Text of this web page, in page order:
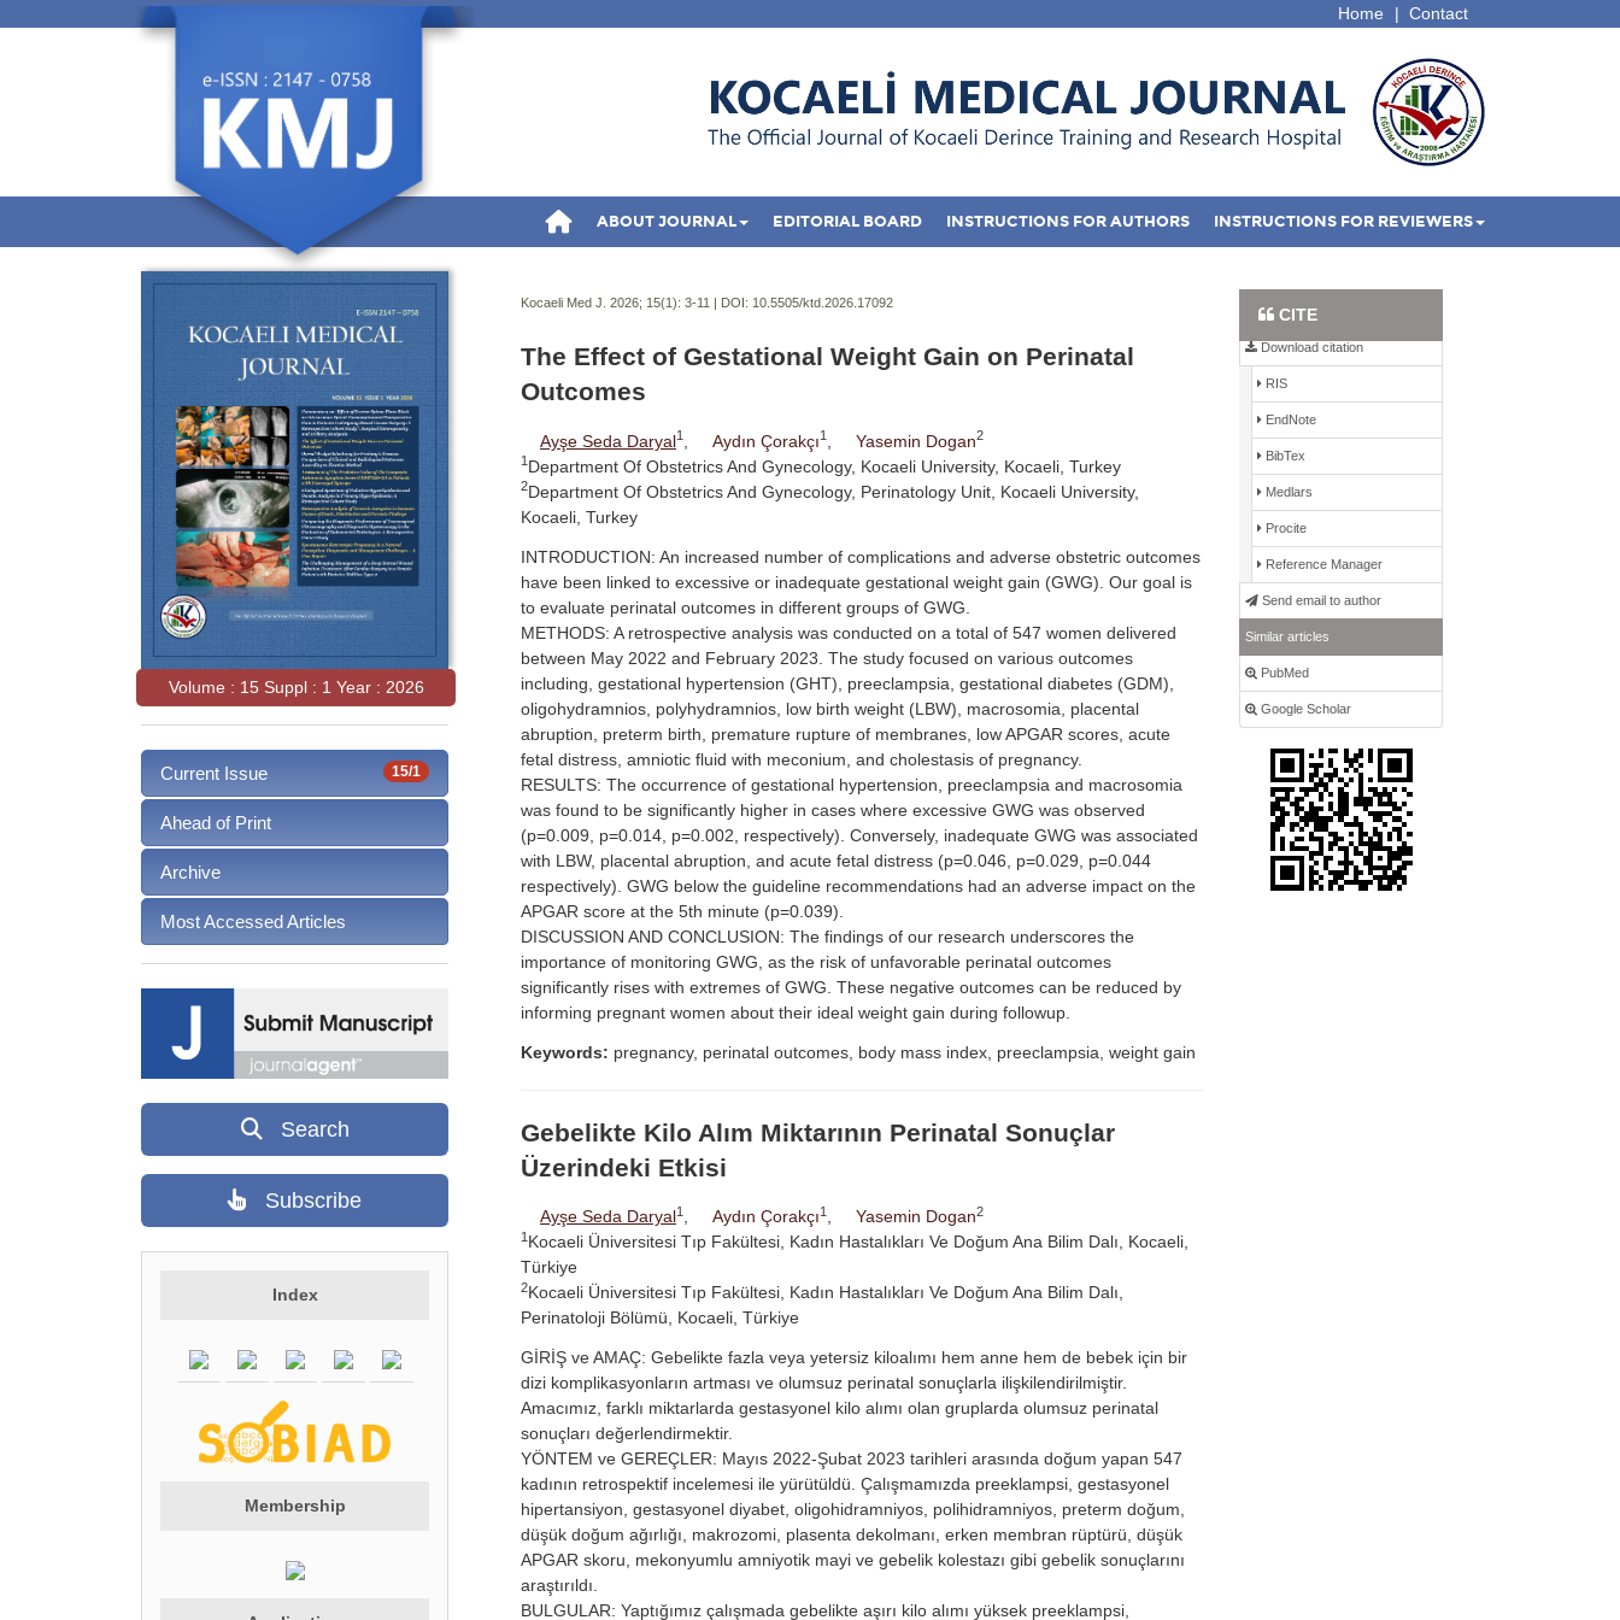
Contact
Home |
ABOUT JOURNAL EDITORIAL BOARD INSTRUCTIONS FOR AUTHORS INSTRUCTIONS FOR REVIEWERS
Volume : 15 Suppl : 1 Year : 2026
15/1
Current Issue
Ahead of Print
Archive
Most Accessed Articles
Search
Subscribe
Index
Membership
Kocaeli Med J. 2026; 15(1): 3-11 | DOI: 10.5505/ktd.2026.17092
The Effect of Gestational Weight Gain on Perinatal
Outcomes
Ayşe Seda Daryal1 Aydın Çorakçı1 Yasemin Dogan2
1 Department Of Obstetrics And Gynecology, Kocaeli University, Kocaeli, Turkey
2Department Of Obstetrics And Gynecology, Perinatology Unit, Kocaeli University,
Kocaeli, Turkey
INTRODUCTION: An increased number of complications and adverse obstetric outcomes
have been linked to excessive or inadequate gestational weight gain (GWG). Our goal is
to evaluate perinatal outcomes in different groups of GWG.
METHODS: A retrospective analysis was conducted on a total of 547 women delivered
between May 2022 and February 2023. The study focused on various outcomes
including, gestational hypertension (GHT), preeclampsia, gestational diabetes (GDM),
oligohydramnios, polyhydramnios, low birth weight (LBW), macrosomia, placental
abruption, preterm birth, premature rupture of membranes, low APGAR scores, acute
fetal distress, amniotic fluid with meconium, and cholestasis of pregnancy.
RESULTS: The occurrence of gestational hypertension, preeclampsia and macrosomia
was found to be significantly higher in cases where excessive GWG was observed
(p=0.009, p=0.014, p=0.002, respectively). Conversely, inadequate GWG was associated
with LBW, placental abruption, and acute fetal distress (p=0.046, p=0.029, p=0.044
respectively). GWG below the guideline recommendations had an adverse impact on the
APGAR score at the 5th minute (p=0.039).
DISCUSSION AND CONCLUSION: The findings of our research underscores the
importance of monitoring GWG, as the risk of unfavorable perinatal outcomes
significantly rises with extremes of GWG. These negative outcomes can be reduced by
informing pregnant women about their ideal weight gain during followup.
Keywords: pregnancy, perinatal outcomes, body mass index, preeclampsia, weight gain
Gebelikte Kilo Alım Miktarının Perinatal Sonuçlar
Üzerindeki Etkisi
Ayşe Seda Daryal1 Aydın Çorakçı1 Yasemin Dogan2
1 Kocaeli Üniversitesi Tıp Fakültesi, Kadın Hastalıkları Ve Doğum Ana Bilim Dalı, Kocaeli,
Türkiye
2Kocaeli Üniversitesi Tıp Fakültesi, Kadın Hastalıkları Ve Doğum Ana Bilim Dalı,
Perinatoloji Bölümü, Kocaeli, Türkiye
GİRİŞ ve AMAÇ: Gebelikte fazla veya yetersiz kiloalımı hem anne hem de bebek için bir
dizi komplikasyonların artması ve olumsuz perinatal sonuçlarla ilişkilendirilmiştir.
Amacımız, farklı miktarlarda gestasyonel kilo alımı olan gruplarda olumsuz perinatal
sonuçları değerlendirmektir.
YÖNTEM ve GEREÇLER: Mayıs 2022-Şubat 2023 tarihleri arasında doğum yapan 547
kadının retrospektif incelemesi ile yürütüldü. Çalışmamızda preeklampsi, gestasyonel
hipertansiyon, gestasyonel diyabet, oligohidramniyos, polihidramniyos, preterm doğum,
düşük doğum ağırlığı, makrozomi, plasenta dekolmanı, erken membran rüptürü, düşük
APGAR skoru, mekonyumlu amniyotik mayi ve gebelik kolestazı gibi gebelik sonuçlarını
araştırıldı.
BULGULAR: Yaptığımız çalışmada gebelikte aşırı kilo alımı yüksek preeklampsi,
CITE
Full Text PDF
Download citation
RIS
EndNote
BibTex
Medlars
Procite
Reference Manager
Send email to author
Similar articles
PubMed
Google Scholar